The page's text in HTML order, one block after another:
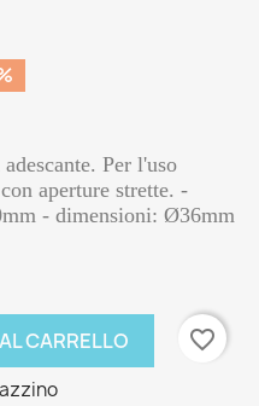
Per l'uso
aperture strette. -
- dimensioni: Ø36mm
CARRELLO
favorite_border